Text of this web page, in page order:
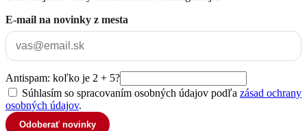
E-mail na novinky z mesta
Antispam: koľko je 2 + 5?
Súhlasím so spracovaním osobných údajov podľa zásad ochrany
osobných údajov.
Odoberať novinky